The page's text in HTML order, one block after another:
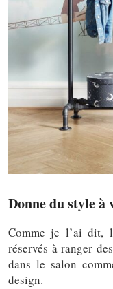
Donne du style à
Comme je l’ai dit,
réservés à ranger
dans le salon
design.